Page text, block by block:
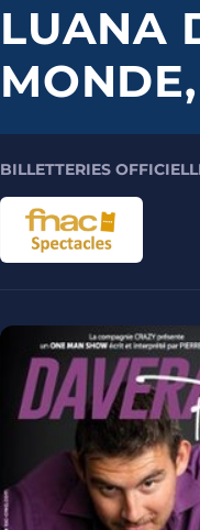
LUANA
BILLETTERIES